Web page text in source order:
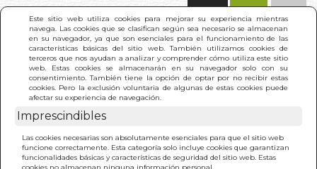
Este sitio web utiliza cookies para mejorar su experiencia mientras
navega. Las cookies que se clasifican según sea necesario se almacenan
en su navegador, ya que son esenciales para el funcionamiento de las
características básicas del sitio web. También utilizamos cookies de
terceros que nos ayudan a analizar y comprender cómo utiliza este sitio
web. Estas cookies se almacenarán en su navegador solo con su
consentimiento. También tiene la opción de optar por no recibir estas
cookies. Pero la exclusión voluntaria de algunas de estas cookies puede
afectar su experiencia de navegación.
Imprescindibles
Las cookies necesarias son absolutamente esenciales para que el sitio web
funcione correctamente. Esta categoría solo incluye cookies que garantizan
funcionalidades básicas y características de seguridad del sitio web. Estas
INICIO > CUADERNOS DEL NOMADA